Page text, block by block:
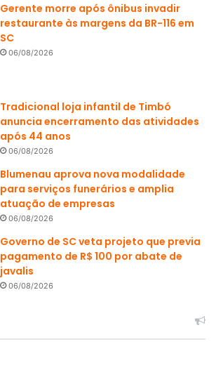
Gerente morre após ônibus invadir
restaurante às margens da BR-116 em
SC
06/08/2026
Tradicional loja infantil de Timbó
anuncia encerramento das atividades
após 44 anos
06/08/2026
Blumenau aprova nova modalidade
para serviços funerários e amplia
atuação de empresas
06/08/2026
Governo de SC veta projeto que previa
pagamento de R$ 100 por abate de
javalis
06/08/2026